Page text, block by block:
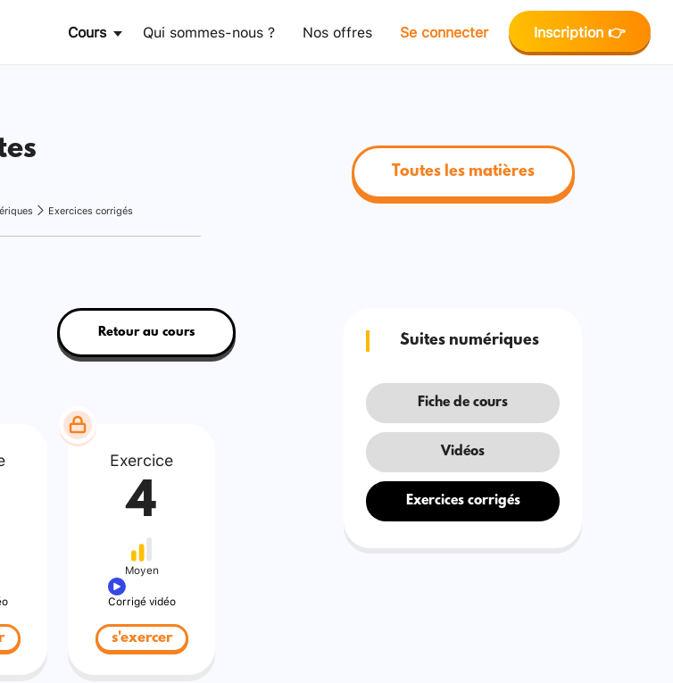
Cours Qui sommes-nous ? Nos offres Se connecter Inscription 👉
Exercices corrigés
Toutes les matières
Retour au cours
Exercice
4
Moyen
Corrigé vidéo
s'exercer
Suites numériques
Fiche de cours
Vidéos
Exercices corrigés